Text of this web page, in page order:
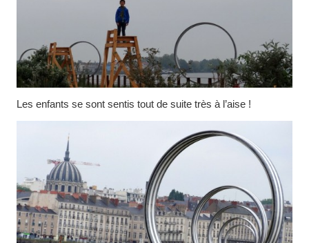
Les enfants se sont sentis tout de suite très à l’aise !